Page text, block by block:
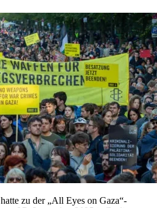
zu der „All Eyes on Gaza“-